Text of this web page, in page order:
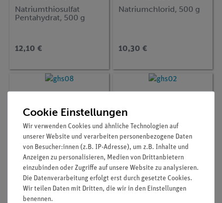
Natriumthiosulfat
Pentahydrat, 500 g
12,10 €
Natriumchlorid, 500 g
10,30 €
Artikel-Nr.:31369-25
n-Hexan, 250 ml
Artikel-Nr.:31366-70
n-Heptan, 1000 ml
Cookie Einstellungen
Wir verwenden Cookies und ähnliche Technologien auf
unserer Website und verarbeiten personenbezogene Daten
von Besucher:innen (z.B. IP-Adresse), um z.B. Inhalte und
Anzeigen zu personalisieren, Medien von Drittanbietern
einzubinden oder Zugriffe auf unsere Website zu analysieren.
Die Datenverarbeitung erfolgt erst durch gesetzte Cookies.
Wir teilen Daten mit Dritten, die wir in den Einstellungen
benennen.